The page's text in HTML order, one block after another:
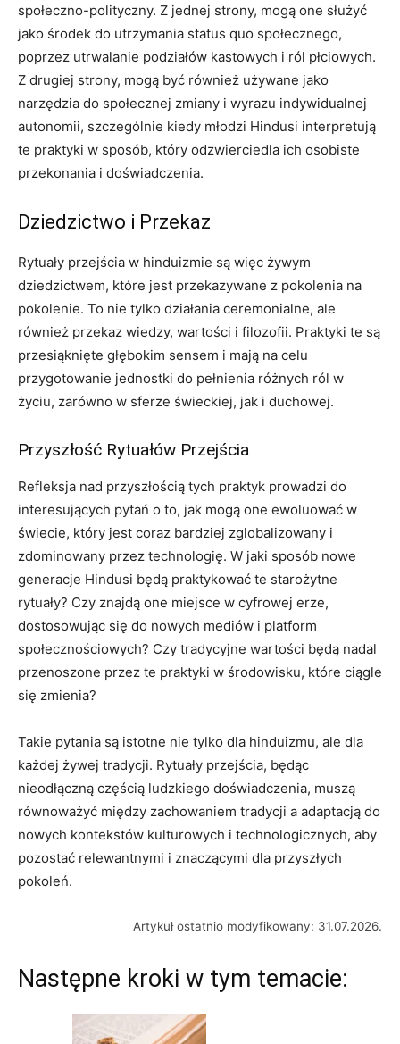
społeczno-polityczny. Z jednej strony, mogą one służyć
jako środek do utrzymania status quo społecznego,
poprzez utrwalanie podziałów kastowych i ról płciowych.
Z drugiej strony, mogą być również używane jako
narzędzia do społecznej zmiany i wyrazu indywidualnej
autonomii, szczególnie kiedy młodzi Hindusi interpretują
te praktyki w sposób, który odzwierciedla ich osobiste
przekonania i doświadczenia.
Dziedzictwo i Przekaz
Rytuały przejścia w hinduizmie są więc żywym
dziedzictwem, które jest przekazywane z pokolenia na
pokolenie. To nie tylko działania ceremonialne, ale
również przekaz wiedzy, wartości i filozofii. Praktyki te są
przesiąknięte głębokim sensem i mają na celu
przygotowanie jednostki do pełnienia różnych ról w
życiu, zarówno w sferze świeckiej, jak i duchowej.
Przyszłość Rytuałów Przejścia
Refleksja nad przyszłością tych praktyk prowadzi do
interesujących pytań o to, jak mogą one ewoluować w
świecie, który jest coraz bardziej zglobalizowany i
zdominowany przez technologię. W jaki sposób nowe
generacje Hindusi będą praktykować te starożytne
rytuały? Czy znajdą one miejsce w cyfrowej erze,
dostosowując się do nowych mediów i platform
społecznościowych? Czy tradycyjne wartości będą nadal
przenoszone przez te praktyki w środowisku, które ciągle
się zmienia?
Takie pytania są istotne nie tylko dla hinduizmu, ale dla
każdej żywej tradycji. Rytuały przejścia, będąc
nieodłączną częścią ludzkiego doświadczenia, muszą
równoważyć między zachowaniem tradycji a adaptacją do
nowych kontekstów kulturowych i technologicznych, aby
pozostać relewantnymi i znaczącymi dla przyszłych
pokoleń.
Artykuł ostatnio modyfikowany: 31.07.2026.
Następne kroki w tym temacie: